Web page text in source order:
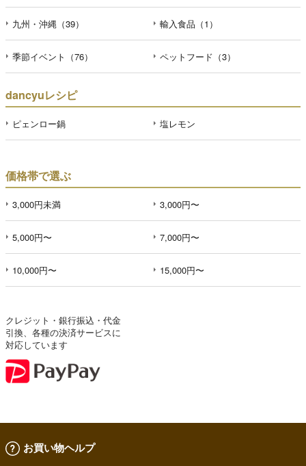
九州・沖縄（39） 輸入食品（1）
季節イベント（76） ペットフード（3）
dancyuレシピ
ピェンロー鍋 塩レモン
価格帯で選ぶ
3,000円未満 3,000円〜
5,000円〜 7,000円〜
10,000円〜 15,000円〜
クレジット・銀行振込・代金
引換、各種の決済サービスに
対応しています
お買い物ヘルプ